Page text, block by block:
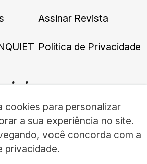
Assinar Revista
Política de Privacidade
cookies para personalizar
a sua experiência no site.
você concorda com a
privacidade.